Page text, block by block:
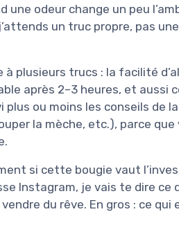
une odeur change un peu
un truc propre, pas
plusieurs trucs : la facilité
après 2–3 heures, et aussi
plus ou moins les conseils de
la mèche, etc.), parce que
si cette bougie vaut
Instagram, je vais te dire ce
du rêve. En gros : ce qui